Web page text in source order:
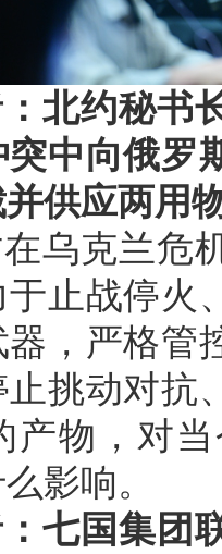
北约秘书
突中向俄罗
供应两用
乌克兰危
止战停火
，严格管
挑动对抗
产物，对
影响。
七国集团